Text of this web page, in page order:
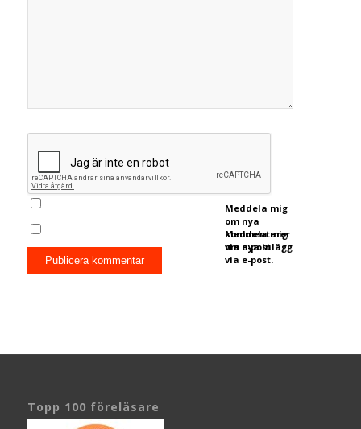
Meddela mig
om nya
kommentarer
via e-post.
Meddela mig
om nya inlägg
via e-post.
Topp 100 föreläsare